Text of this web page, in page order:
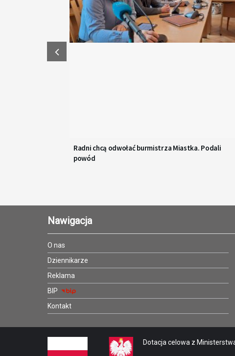
Radni chcą odwołać burmistrza Miastka. Podali
powód
Nawigacja
O nas
Dziennikarze
Reklama
BIP
Kontakt
Dotacja celowa z